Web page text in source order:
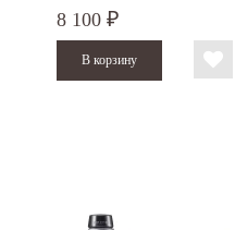
8 100 ₽